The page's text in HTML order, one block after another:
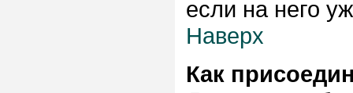
если на него
Наверх
Как